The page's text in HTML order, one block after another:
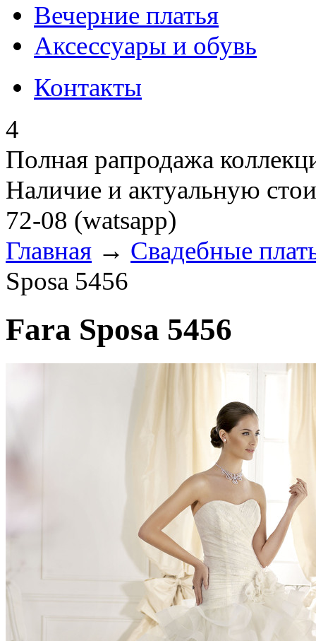
Вечерние платья
Аксессуары и обувь
Контакты
4
Полная рапродажа
Наличие и актуальную
72-08 (watsapp)
Главная → Свадебные
Sposa 5456
Fara Sposa 5456